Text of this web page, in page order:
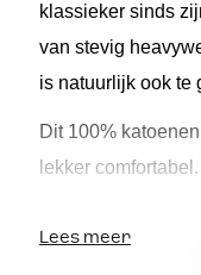
klassieker sinds
van stevig
is natuurlijk ook te
Dit 100%
lekker comfortabel.
Carhartt Women
Lees meer